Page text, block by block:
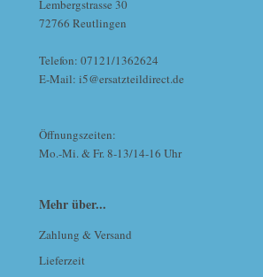
Lembergstrasse 30
72766 Reutlingen
Telefon: 07121/1362624
E-Mail: i5@ersatzteildirect.de
Öffnungszeiten:
Mo.-Mi. & Fr. 8-13/14-16 Uhr
Mehr über...
Zahlung & Versand
Lieferzeit